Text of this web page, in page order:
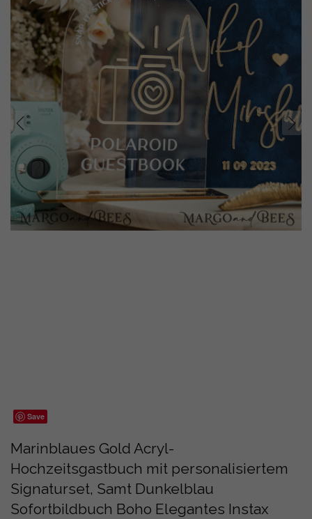
prev next
Save
Marinblaues Gold Acryl-
Hochzeitsgastbuch mit personalisiertem
Signaturset, Samt Dunkelblau
Sofortbildbuch Boho Elegantes Instax